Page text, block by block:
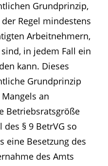
Grundprinzip,
Regel mindestens
Arbeitnehmern,
in jedem Fall ein
kann. Dieses
Grundprinzip
an
Betriebsratsgröße
§ 9 BetrVG so
eine Besetzung des
des Amts